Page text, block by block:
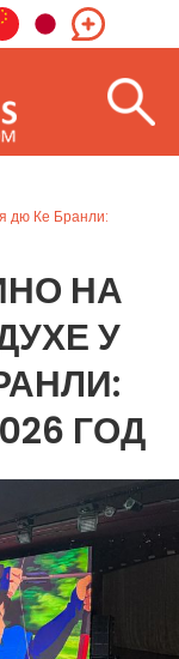
дю Ке Бранли:
НА
У
ГОД